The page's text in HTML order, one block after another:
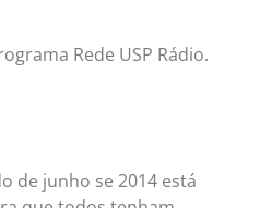
Rede USP Rádio.
de junho se 2014 está